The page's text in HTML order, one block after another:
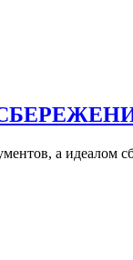
а идеалом